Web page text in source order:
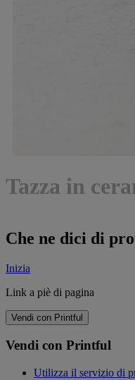
Tazza in
Che ne dici di
Inizia
Link a piè di pagina
Vendi con Printful
Vendi con Printful
Utilizza il servizio di